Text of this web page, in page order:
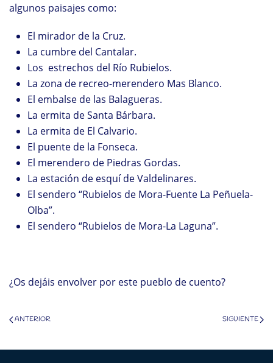
algunos paisajes como:
El mirador de la Cruz.
La cumbre del Cantalar.
Los estrechos del Río Rubielos.
La zona de recreo-merendero Mas Blanco.
El embalse de las Balagueras.
La ermita de Santa Bárbara.
La ermita de El Calvario.
El puente de la Fonseca.
El merendero de Piedras Gordas.
La estación de esquí de Valdelinares.
El sendero “Rubielos de Mora-Fuente La Peñuela-
Olba”.
El sendero “Rubielos de Mora-La Laguna”.
¿Os dejáis envolver por este pueblo de cuento?
ANTERIOR SIGUIENTE